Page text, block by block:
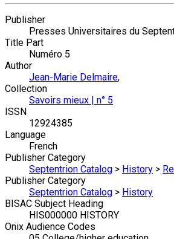
Publisher
Presses Universitaires du
Title Part
Numéro 5
Author
Jean-Marie Delmaire,
Collection
Savoirs mieux | n° 5
ISSN
12924385
Language
French
Publisher Category
Septentrion Catalog > History >
Publisher Category
Septentrion Catalog > History
BISAC Subject Heading
HIS000000 HISTORY
Onix Audience Codes